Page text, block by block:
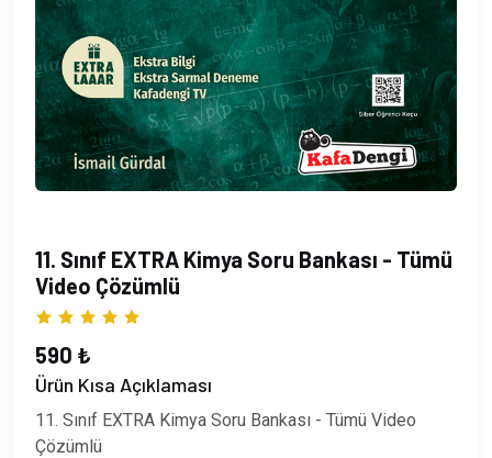
11. Sınıf EXTRA Kimya Soru Bankası - Tümü
Video Çözümlü
590 ₺
Ürün Kısa Açıklaması
11. Sınıf EXTRA Kimya Soru Bankası - Tümü Video
Çözümlü